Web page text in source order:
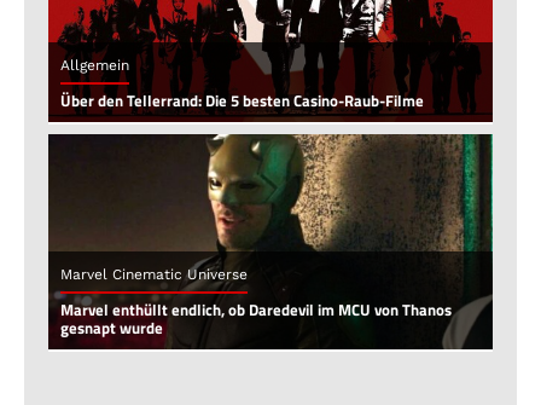
Allgemein
Über den Tellerrand: Die 5 besten Casino-Raub-Filme
Marvel Cinematic Universe
Marvel enthüllt endlich, ob Daredevil im MCU von Thanos
gesnapt wurde